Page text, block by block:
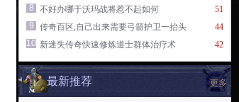
51
8
不好办哪于沃玛战将惹不起如何
44
9
传奇百区,自己出来需要弓箭护卫一抬头
42
10 新迷失传奇快速修炼道士群体治疗术
更多
最新推荐